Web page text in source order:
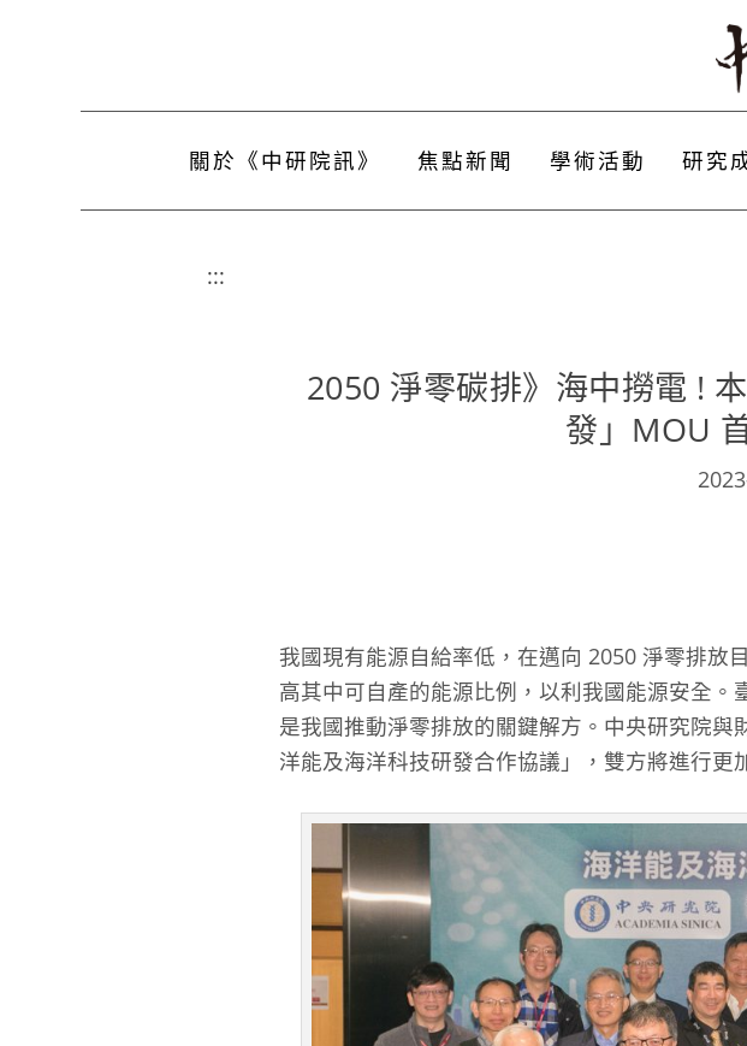
關於《中研院訊》 焦點新聞 學術活動 研究
:::
2050 淨零碳排》海中撈電 !
發」MOU
我國現有能源自給率低，在邁向 2050 淨零排放
高其中可自產的能源比例，以利我國能源安全。
是我國推動淨零排放的關鍵解方。中央研究院
洋能及海洋科技研發合作協議」，雙方將進行